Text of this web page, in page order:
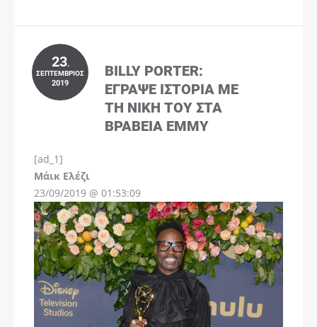
23.
ΣΕΠΤΈΜΒΡΙΟΣ
2019
BILLY PORTER:
ΈΓΡΑΨΕ ΙΣΤΟΡΊΑ ΜΕ
ΤΗ ΝΊΚΗ ΤΟΥ ΣΤΑ
ΒΡΑΒΕΊΑ EMMY
[ad_1]
Μάικ ΕλέζιInstagram
23/09/2019 @ 01:53:09